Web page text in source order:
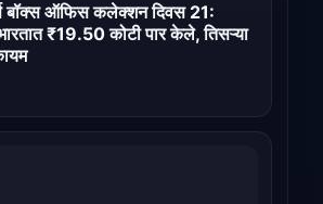
बॉक्स ऑफिस कलेक्शन दिवस 21:
₹19.50 कोटी पार केले, तिसऱ्या